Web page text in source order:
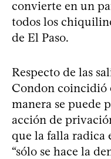
convierte en un
todos los
de El Paso.
Respecto de las
Condon coincidió
manera se puede
acción de
que la falla radica
“sólo se hace la